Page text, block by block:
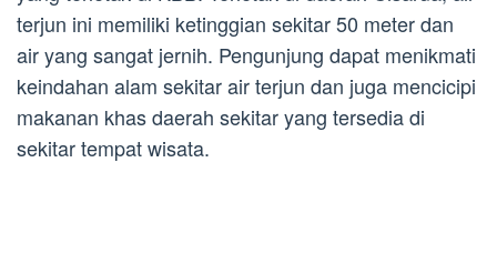
terjun ini memiliki ketinggian sekitar 50 meter dan
air yang sangat jernih. Pengunjung dapat menikmati
keindahan alam sekitar air terjun dan juga mencicipi
makanan khas daerah sekitar yang tersedia di
sekitar tempat wisata.